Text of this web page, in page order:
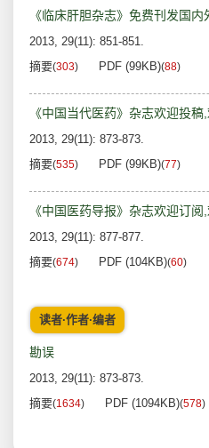
《临床肝胆杂志》免费刊发国
2013, 29(11): 851-851.
摘要(303) PDF (99KB)(88)
《中国当代医药》杂志欢迎投稿
2013, 29(11): 873-873.
摘要(535) PDF (99KB)(77)
《中国医药导报》杂志欢迎订阅
2013, 29(11): 877-877.
摘要(674) PDF (104KB)(60)
读者·作者·编者
勘误
2013, 29(11): 873-873.
摘要(1634) PDF (1094KB)(578)